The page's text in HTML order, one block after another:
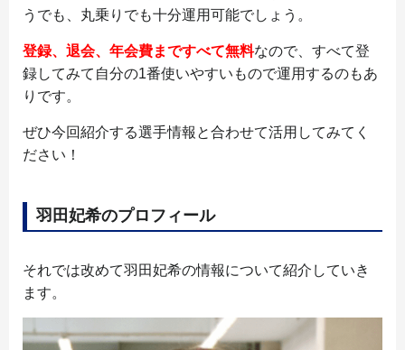
うでも、丸乗りでも十分運用可能でしょう。
登録、退会、年会費まですべて無料なので、すべて登
録してみて自分の1番使いやすいもので運用するのもあ
りです。
ぜひ今回紹介する選手情報と合わせて活用してみてく
ださい！
羽田妃希のプロフィール
それでは改めて羽田妃希の情報について紹介していき
ます。